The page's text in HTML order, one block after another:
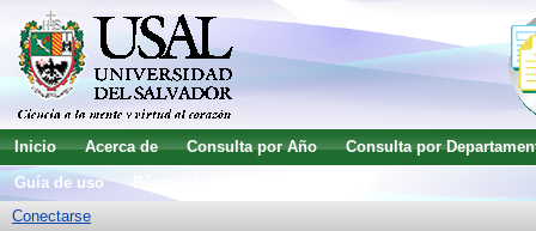
Inicio Acerca de Consulta por Año
Consulta por
Guía de uso
Conectarse